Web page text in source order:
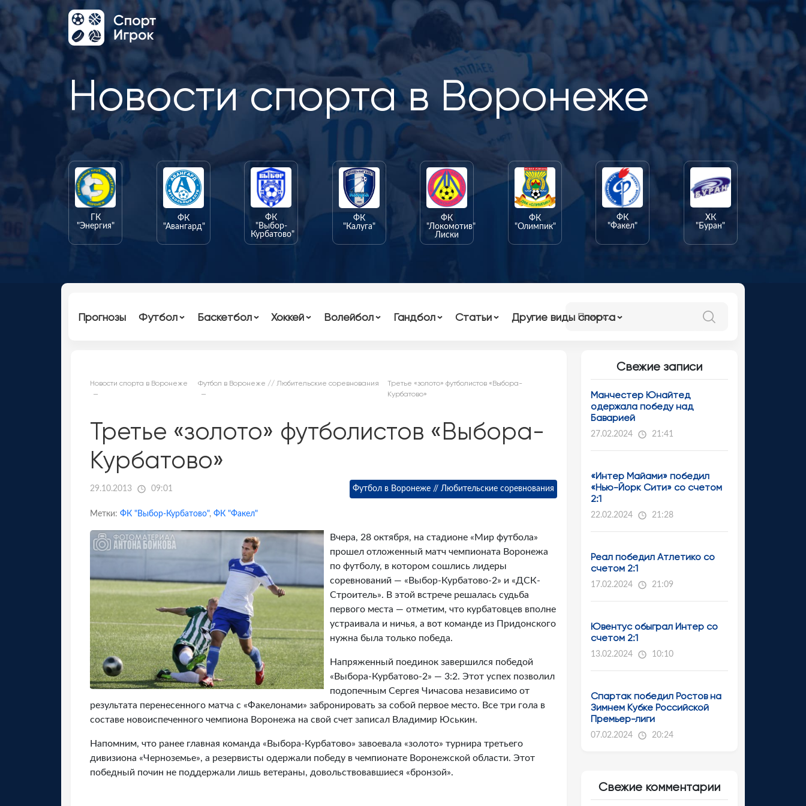
Новости спорта в Воронеже
ГК
"Энергия"
ФК
"Авангард"
ФК
"Выбор-
Курбатово"
ФК
"Калуга"
ФК
"Локомотив"
Лиски
ФК
"Олимпик"
ФК
"Факел"
ХК
"Буран"
Прогнозы Футбол Баскетбол Хоккей Волейбол Гандбол Статьи Другие виды спорта
Новости спорта в Воронеже Футбол в Воронеже // Любительские соревнования
Третье «золото» футболистов «Выбора-
Курбатово»
Третье «золото» футболистов «Выбора-
Курбатово»
29.10.2013 09:01 Футбол в Воронеже // Любительские соревнования
Метки: ФК "Выбор-Курбатово", ФК "Факел"
Вчера, 28 октября, на стадионе «Мир футбола»
прошел отложенный матч чемпионата Воронежа
по футболу, в котором сошлись лидеры
соревнований — «Выбор-Курбатово-2» и «ДСК-
Строитель». В этой встрече решалась судьба
первого места — отметим, что курбатовцев вполне
устраивала и ничья, а вот команде из Придонского
нужна была только победа.
Напряженный поединок завершился победой
«Выбора-Курбатово-2» — 3:2. Этот успех позволил
подопечным Сергея Чичасова независимо от
результата перенесенного матча с «Факелонами» забронировать за собой первое место. Все три гола в
составе новоиспеченного чемпиона Воронежа на свой счет записал Владимир Юськин.
Напомним, что ранее главная команда «Выбора-Курбатово» завоевала «золото» турнира третьего
дивизиона «Черноземье», а резервисты одержали победу в чемпионате Воронежской области. Этот
победный почин не поддержали лишь ветераны, довольствовавшиеся «бронзой».
Свежие записи
Манчестер Юнайтед
одержала победу над
Баварией
27.02.2024 21:41
«Интер Майами» победил
«Нью-Йорк Сити» со счетом
2:1
22.02.2024 21:28
Реал победил Атлетико со
счетом 2:1
17.02.2024 21:09
Ювентус обыграл Интер со
счетом 2:1
13.02.2024 10:10
Спартак победил Ростов на
Зимнем Кубке Российской
Премьер-лиги
07.02.2024 20:24
Свежие комментарии